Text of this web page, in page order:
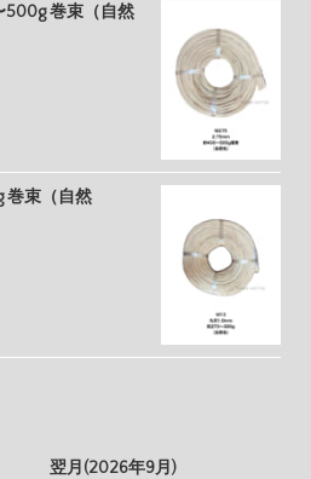
500g 巻束（自然
巻束（自然
翌月(2026年9月)